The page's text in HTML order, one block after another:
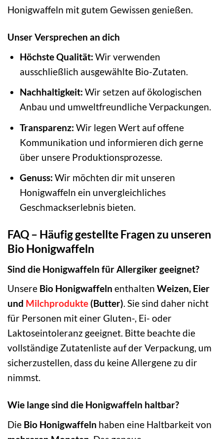
Honigwaffeln mit gutem Gewissen genießen.
Unser Versprechen an dich
Höchste Qualität: Wir verwenden
ausschließlich ausgewählte Bio-Zutaten.
Nachhaltigkeit: Wir setzen auf ökologischen
Anbau und umweltfreundliche Verpackungen.
Transparenz: Wir legen Wert auf offene
Kommunikation und informieren dich gerne
über unsere Produktionsprozesse.
Genuss: Wir möchten dir mit unseren
Honigwaffeln ein unvergleichliches
Geschmackserlebnis bieten.
FAQ – Häufig gestellte Fragen zu unseren
Bio Honigwaffeln
Sind die Honigwaffeln für Allergiker geeignet?
Unsere Bio Honigwaffeln enthalten Weizen, Eier
und Milchprodukte (Butter). Sie sind daher nicht
für Personen mit einer Gluten-, Ei- oder
Laktoseintoleranz geeignet. Bitte beachte die
vollständige Zutatenliste auf der Verpackung, um
sicherzustellen, dass du keine Allergene zu dir
nimmst.
Wie lange sind die Honigwaffeln haltbar?
Die Bio Honigwaffeln haben eine Haltbarkeit von